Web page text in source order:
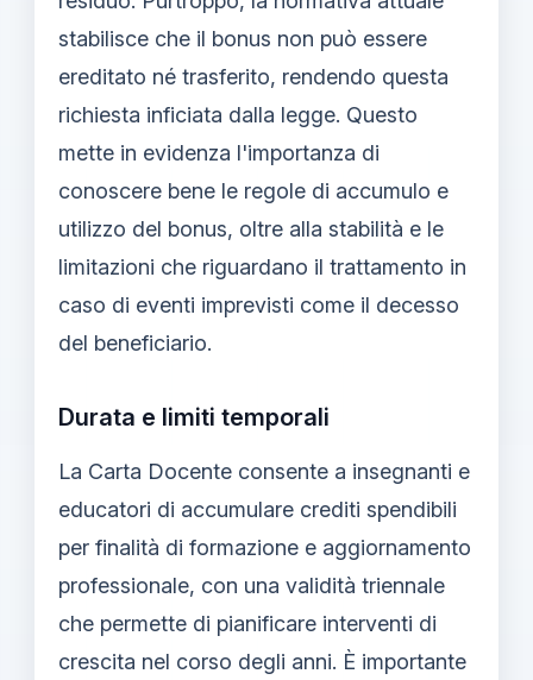
stabilisce che il bonus non può essere
ereditato né trasferito, rendendo questa
richiesta inficiata dalla legge. Questo
mette in evidenza l'importanza di
conoscere bene le regole di accumulo e
utilizzo del bonus, oltre alla stabilità e le
limitazioni che riguardano il trattamento in
caso di eventi imprevisti come il decesso
del beneficiario.
Durata e limiti temporali
La Carta Docente consente a insegnanti e
educatori di accumulare crediti spendibili
per finalità di formazione e aggiornamento
professionale, con una validità triennale
che permette di pianificare interventi di
crescita nel corso degli anni. È importante